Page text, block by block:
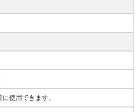
使用できます。